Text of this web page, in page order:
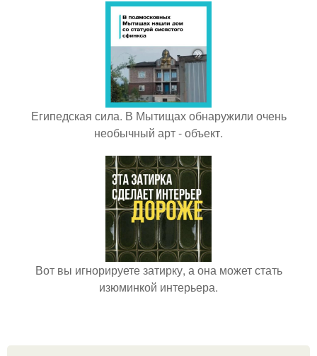
Египедская сила. В Мытищах обнаружили очень
необычный арт - объект.
Вот вы игнорируете затирку, а она может стать
изюминкой интерьера.